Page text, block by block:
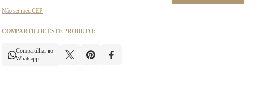
Não sei meu CEP
COMPARTILHE ESTE PRODUTO:
Compartilhar no
Whatsapp